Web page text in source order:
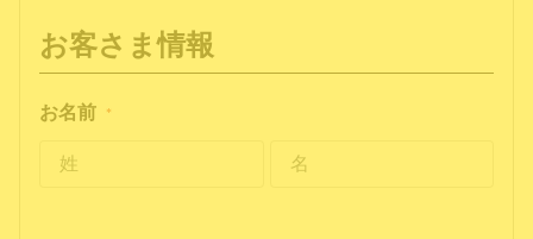
お客さま情報
お名前 *